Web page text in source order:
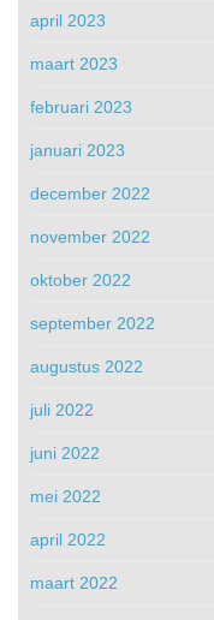
april 2023
maart 2023
februari 2023
januari 2023
december 2022
november 2022
oktober 2022
september 2022
augustus 2022
juli 2022
juni 2022
mei 2022
april 2022
maart 2022